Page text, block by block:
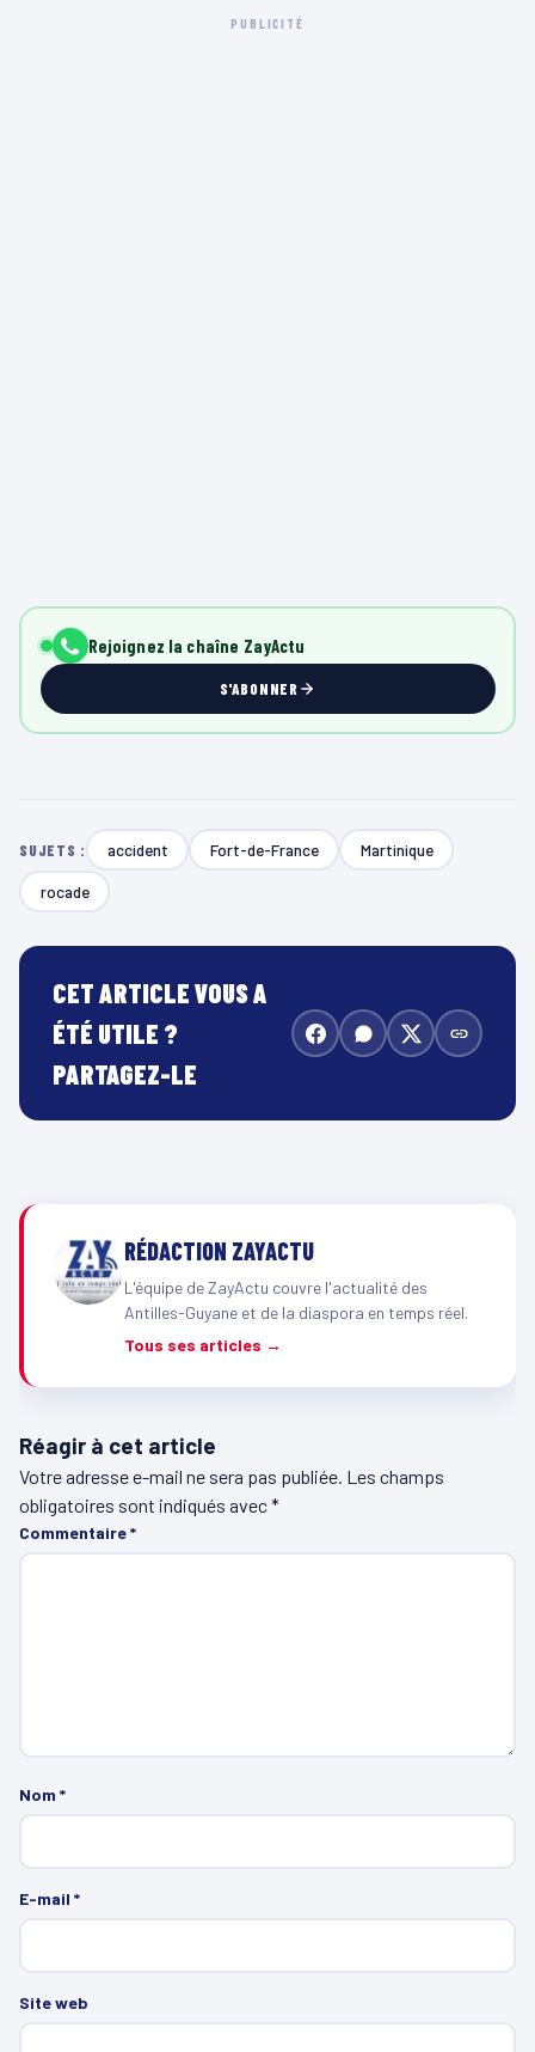
PUBLICITÉ
Rejoignez la chaîne ZayActu
S'ABONNER
SUJETS : accident Fort-de-France Martinique
rocade
CET ARTICLE VOUS A
ÉTÉ UTILE ?
PARTAGEZ-LE
RÉDACTION ZAYACTU
L'équipe de ZayActu couvre l'actualité des
Antilles-Guyane et de la diaspora en temps réel.
Tous ses articles →
Réagir à cet article
Votre adresse e-mail ne sera pas publiée. Les champs
obligatoires sont indiqués avec*
Commentaire*
Nom *
E-mail *
Site web